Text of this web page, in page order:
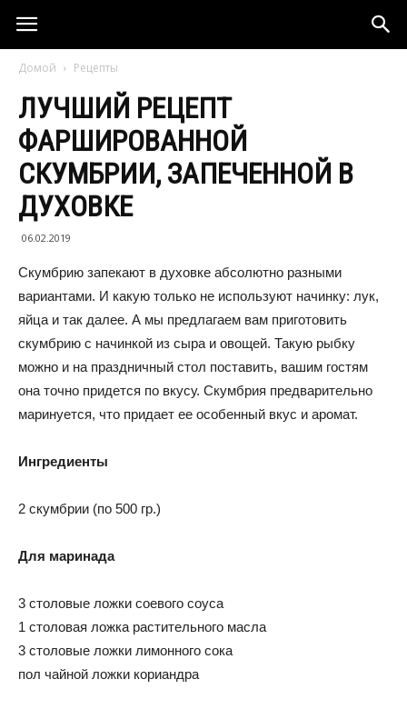
Домой Рецепты
ЛУЧШИЙ РЕЦЕПТ
ФАРШИРОВАННОЙ
СКУМБРИИ, ЗАПЕЧЕННОЙ В
ДУХОВКЕ
06.02.2019
Скумбрию запекают в духовке абсолютно разными
вариантами. И какую только не используют начинку: лук,
яйца и так далее. А мы предлагаем вам приготовить
скумбрию с начинкой из сыра и овощей. Такую рыбку
можно и на праздничный стол поставить, вашим гостям
она точно придется по вкусу. Скумбрия предварительно
маринуется, что придает ее особенный вкус и аромат.
Ингредиенты
2 скумбрии (по 500 гр.)
Для маринада
3 столовые ложки соевого соуса
1 столовая ложка растительного масла
3 столовые ложки лимонного сока
пол чайной ложки кориандра